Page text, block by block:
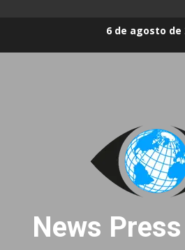
6 de agosto de
News